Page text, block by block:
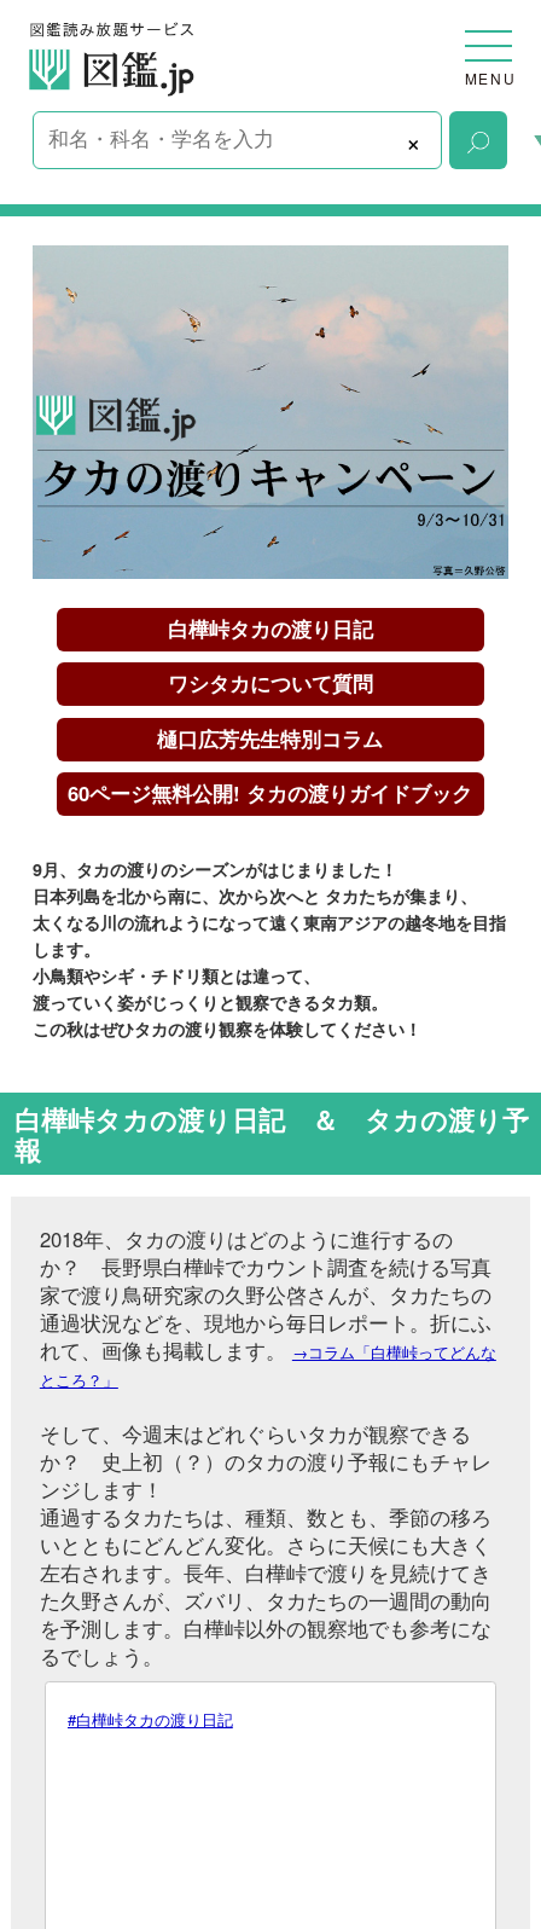
×
白樺峠タカの渡り日記
ワシタカについて質問
樋口広芳先生特別コラム
60ページ無料公開! タカの渡りガイドブック
9月、タカの渡りのシーズンがはじまりました！
日本列島を北から南に、次から次へと タカたちが集まり、
太くなる川の流れようになって遠く東南アジアの越冬地を目指
します。
小鳥類やシギ・チドリ類とは違って、
この秋はぜひタカの渡り観察を体験してください！
白樺峠タカの渡り日記 ＆ タカの渡り予
2018年、タカの渡りはどのように進行するの
通過状況などを、現地から毎日レポート。折にふ
れて、画像も掲載します。→コラム「白樺峠ってどんな
ところ？」
ンジします！
通過するタカたちは、種類、数とも、季節の移ろ
いとともにどんどん変化。さらに天候にも大きく
左右されます。長年、白樺峠で渡りを見続けてき
た久野さんが、ズバリ、タカたちの一週間の動向
を予測します。白樺峠以外の観察地でも参考にな
るでしょう。
#白樺峠タカの渡り日記